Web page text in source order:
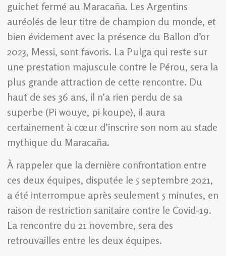
guichet fermé au Maracaña. Les Argentins
auréolés de leur titre de champion du monde, et
bien évidement avec la présence du Ballon d’or
2023, Messi, sont favoris. La Pulga qui reste sur
une prestation majuscule contre le Pérou, sera la
plus grande attraction de cette rencontre. Du
haut de ses 36 ans, il n’a rien perdu de sa
superbe (Pi wouye, pi koupe), il aura
certainement à cœur d’inscrire son nom au stade
mythique du Maracaña.
À rappeler que la dernière confrontation entre
ces deux équipes, disputée le 5 septembre 2021,
a été interrompue après seulement 5 minutes, en
raison de restriction sanitaire contre le Covid-19.
La rencontre du 21 novembre, sera des
retrouvailles entre les deux équipes.